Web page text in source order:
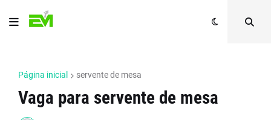
Página inicial servente de mesa
Vaga para servente de mesa